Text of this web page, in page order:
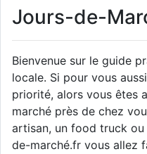
Jours-de-
Bienvenue sur le guide
locale. Si pour vous
priorité, alors vous êtes
marché près de chez
artisan, un food truck
de-marché.fr vous allez